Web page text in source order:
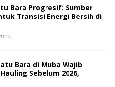
Bara Progresif: Sumber
Transisi Energi Bersih di
Bara di Muba Wajib
Sebelum 2026,